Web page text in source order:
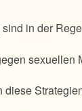
in der
sexuellen